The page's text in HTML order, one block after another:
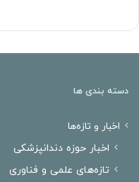
دسته بندی ها
اخبار و تازه‌ها
اخبار حوزه دندانپزشکی
تازه‌های علمی و فناوری